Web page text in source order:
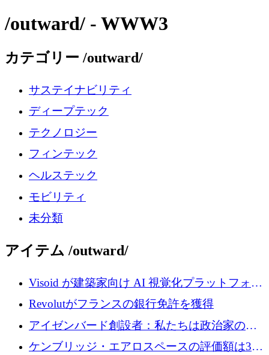
/outward/ - WWW3
カテゴリー /outward/
サステイナビリティ
ディープテック
テクノロジー
フィンテック
ヘルステック
モビリティ
未分類
アイテム /outward/
Visoid が建築家向け AI 視覚化プラットフォー
ムを拡張するために 250 万ドルを調達
Revolutがフランスの銀行免許を獲得
アイゼンバード創設者：私たちは政治家の
「夢精」です
ケンブリッジ・エアロスペースの評価額は3億